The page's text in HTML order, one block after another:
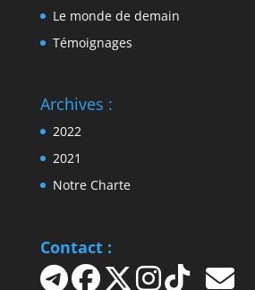
Le monde de demain
Témoignages
Archives :
2022
2021
Notre Charte
Contact :